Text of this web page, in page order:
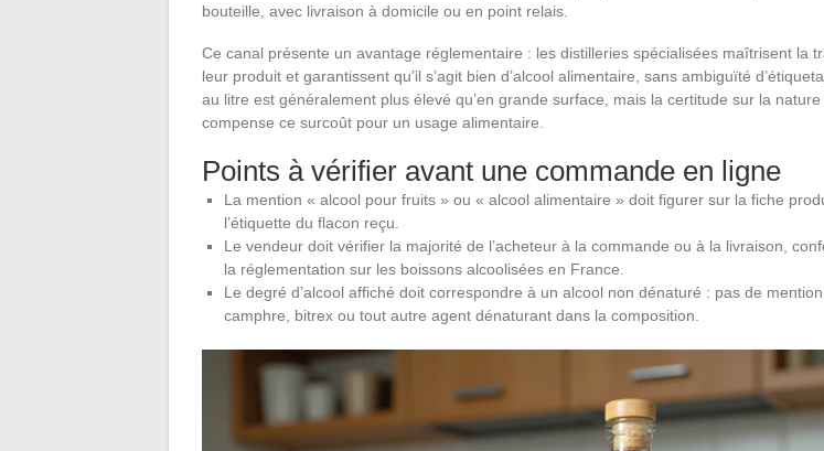
bouteille, avec livraison à domicile ou en point relais.
Ce canal présente un avantage réglementaire : les distilleries spécialisées maîtrisent la
leur produit et garantissent qu’il s’agit bien d’alcool alimentaire, sans ambiguïté
au litre est généralement plus élevé qu’en grande surface, mais la certitude sur la
compense ce surcoût pour un usage alimentaire.
Points à vérifier avant une commande en ligne
La mention « alcool pour fruits » ou « alcool alimentaire » doit figurer sur la fiche
l’étiquette du flacon reçu.
Le vendeur doit vérifier la majorité de l’acheteur à la commande ou à la livraison,
la réglementation sur les boissons alcoolisées en France.
Le degré d’alcool affiché doit correspondre à un alcool non dénaturé : pas de
camphre, bitrex ou tout autre agent dénaturant dans la composition.